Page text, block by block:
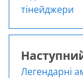
записів
тінейджери
Легендарні